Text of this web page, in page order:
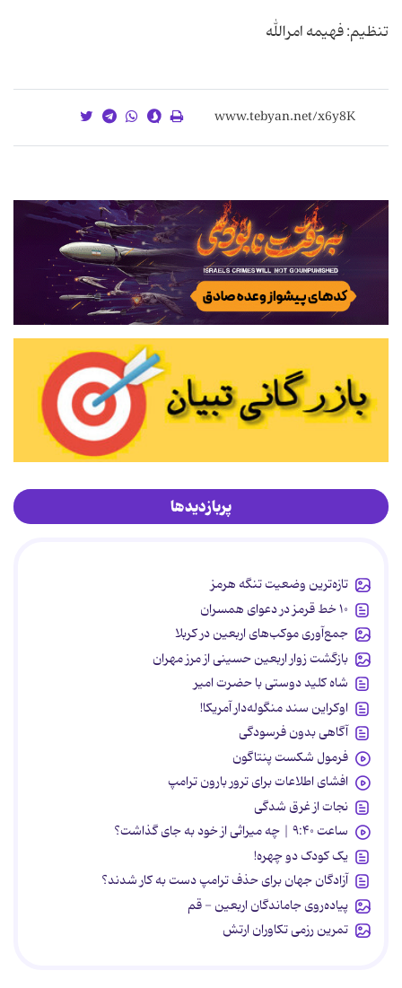
تنظیم: فهیمه امرالله
پربازدیدها
تازه‌ترین وضعیت تنگه هرمز
۱۰ خط قرمز در دعوای همسران
جمع‌آوری موکب‌های اربعین در کربلا
بازگشت زوار اربعین حسینی از مرز مهران
شاه کلید دوستی با حضرت امیر
اوکراین سند منگوله‌دار آمریکا!
آگاهی بدون فرسودگی
فرمول شکست پنتاگون
افشای اطلاعات برای ترور بارون ترامپ
نجات از غرق شدگی
ساعت ۹:۴۰ | چه میراثی از خود به جای گذاشت؟
یک کودک دو چهره!
آزادگان جهان برای حذف ترامپ دست به کار شدند؟
پیاده‌روی جاماندگان اربعین - قم
تمرین رزمی تکاوران ارتش